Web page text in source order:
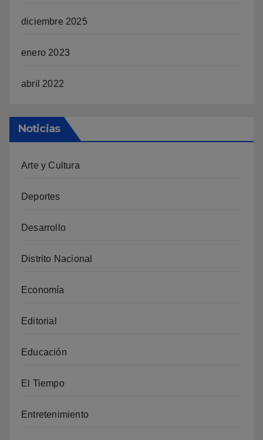
diciembre 2025
enero 2023
abril 2022
Noticias
Arte y Cultura
Deportes
Desarrollo
Distrito Nacional
Economía
Editorial
Educación
El Tiempo
Entretenimiento